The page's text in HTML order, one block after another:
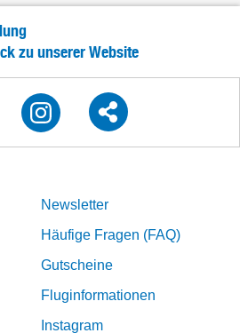
zu unserer Website
Newsletter
Häufige Fragen (FAQ)
Gutscheine
Fluginformationen
Instagram